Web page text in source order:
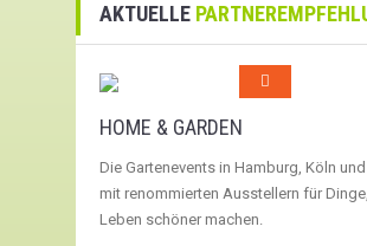
AKTUELLE
HOME & GARDEN
Die Gartenevents in Hamburg, Köln
mit renommierten Ausstellern für
Leben schöner machen.